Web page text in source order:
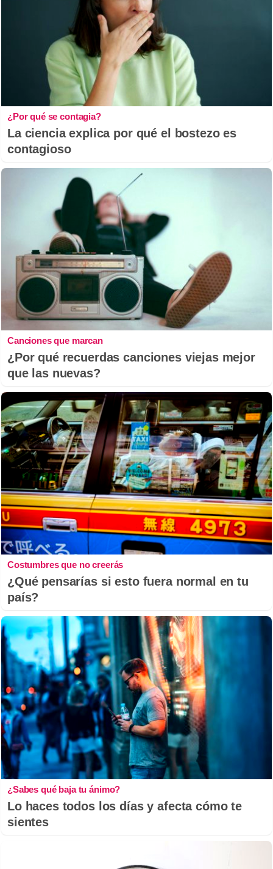
¿Por qué se contagia?
La ciencia explica por qué el bostezo es
contagioso
Canciones que marcan
¿Por qué recuerdas canciones viejas mejor
que las nuevas?
Costumbres que no creerás
¿Qué pensarías si esto fuera normal en tu
país?
¿Sabes qué baja tu ánimo?
Lo haces todos los días y afecta cómo te
sientes